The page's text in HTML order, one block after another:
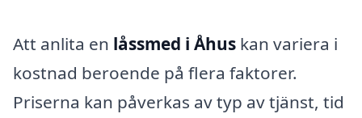
Att anlita en låssmed i Åhus kan variera i
kostnad beroende på flera faktorer.
Priserna kan påverkas av typ av tjänst, tid